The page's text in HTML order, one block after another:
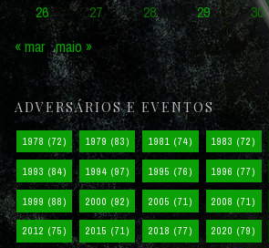
26
27 28 29
30
« mar maio »
ADVERSÁRIOS E EVENTOS
1978 (72) 1979 (83) 1981 (74) 1983 (72)
1993 (84) 1994 (97) 1995 (76) 1996 (77)
1999 (88) 2000 (92) 2005 (71) 2008 (71)
2012 (75) 2015 (71) 2018 (77) 2020 (79)